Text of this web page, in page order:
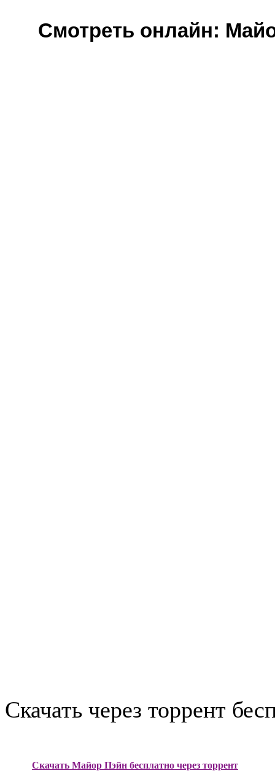
Смотреть онлайн:
Скачать через торрент
Скачать Майор Пэйн бесплатно через торрент